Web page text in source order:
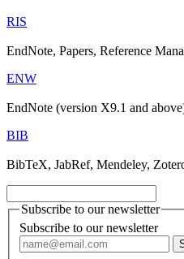
RIS
EndNote, Papers, Reference
ENW
EndNote (version X9.1 and
BIB
BibTeX, JabRef, Mendeley,
Subscribe to our newsletter
Subscribe to our newsletter